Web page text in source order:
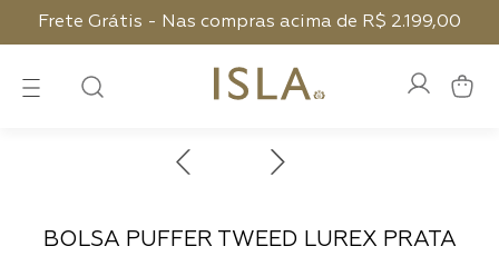
Frete Grátis - Nas compras acima de R$ 2.199,00
BOLSA PUFFER TWEED LUREX PRATA